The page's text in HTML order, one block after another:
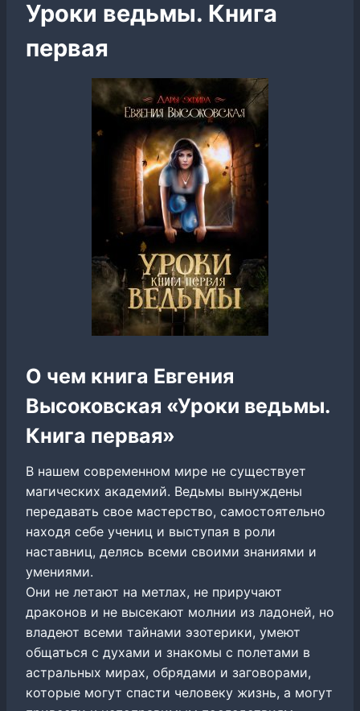
Уроки ведьмы. Книга
первая
О чем книга Евгения
Высоковская «Уроки ведьмы.
Книга первая»
В нашем современном мире не существует
магических академий. Ведьмы вынуждены
передавать свое мастерство, самостоятельно
находя себе учениц и выступая в роли
наставниц, делясь всеми своими знаниями и
умениями.
Они не летают на метлах, не приручают
драконов и не высекают молнии из ладоней, но
владеют всеми тайнами эзотерики, умеют
общаться с духами и знакомы с полетами в
астральных мирах, обрядами и заговорами,
которые могут спасти человеку жизнь, а могут